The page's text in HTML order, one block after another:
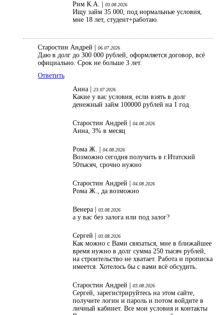
Рим К.А. | 03.08.2026
Ищу займ 35 000, под нормальные условия,
мне 18 лет, студент+работаю.
Старостин Андрей | 06.07.2026
Даю в долг до 300 000 рублей, оформляется договор, всё
официально. Срок не больше 3 лет.
Ответить
Анна |
23.07.2026
Какие у вас условия, если взять в долг
денежный займ 100000 рублей на 1 год
Старостин Андрей | 04.08.2026
Анна, 3% в месяц
Рома Ж. | 04.08.2026
Возможно сегодня получить в г.Итатский
50тысяч, срочно нужно
Старостин Андрей | 04.08.2026
Рома Ж., да возможно
Венера | 03.08.2026
а у вас без залога или под залог?
Сергей | 03.08.2026
Как можно с Вами связаться, мне в ближайшее
время нужно в долг сумма 250 тысяч рублей,
на строительство не хватает. Работа и прописка
имеется. Хотелось бы с вами всё обсудить.
Старостин Андрей | 03.08.2026
Сергей, зарегистрируйтесь на этом сайте,
получите логин и пароль и потом войдите в
личный кабинет. Все мои условия и контакты